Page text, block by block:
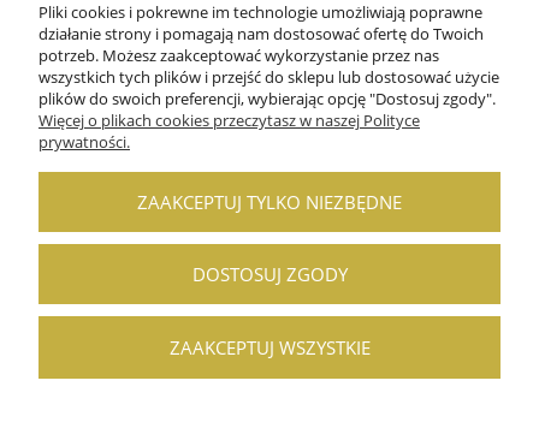
POMOC
PŁATNOŚCI I DOSTAWA
INFORMACJE
O NAS
Pliki cookies i pokrewne im technologie umożliwiają poprawne
działanie strony i pomagają nam dostosować ofertę do Twoich
potrzeb. Możesz zaakceptować wykorzystanie przez nas
wszystkich tych plików i przejść do sklepu lub dostosować użycie
plików do swoich preferencji, wybierając opcję "Dostosuj zgody".
Więcej o plikach cookies przeczytasz w naszej Polityce
prywatności.
ZAAKCEPTUJ TYLKO NIEZBĘDNE
DOSTOSUJ ZGODY
ZAAKCEPTUJ WSZYSTKIE